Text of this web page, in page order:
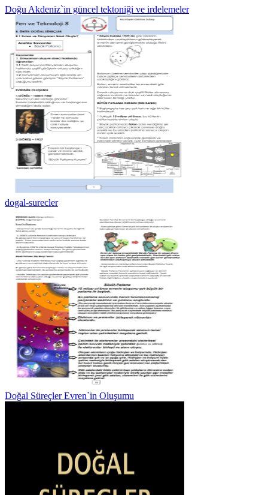
Doğu Akdeniz`in güncel tektoniği ve irdelemeler
dogal-surecler
Doğal Süreçler Evren`in Oluşumu